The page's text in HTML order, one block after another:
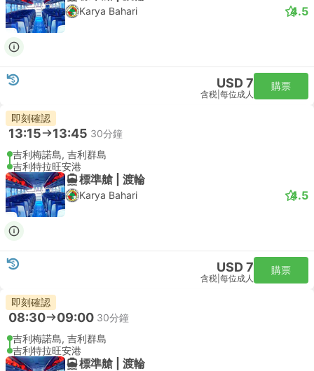
Karya Bahari 4.5
USD 7
含税 每位成人
購票
即刻確認
13:15 13:45 30分鐘
吉利梅諾島, 吉利群島
吉利特拉旺安港
標準艙 | 渡輪
Karya Bahari 4.5
USD 7
含税 每位成人
購票
即刻確認
08:30 09:00 30分鐘
吉利梅諾島, 吉利群島
吉利特拉旺安港
標準艙 | 渡輪